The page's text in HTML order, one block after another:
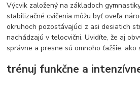
Výcvik založený na základoch
stabilizačné cvičenia môžu byť oveľa
okruhoch pozostávajúci z asi desiatich
nachádzajú v telocvični. Uvidíte, že aj
správne a presne sú omnoho ťažšie, ako
trénuj funkčne a